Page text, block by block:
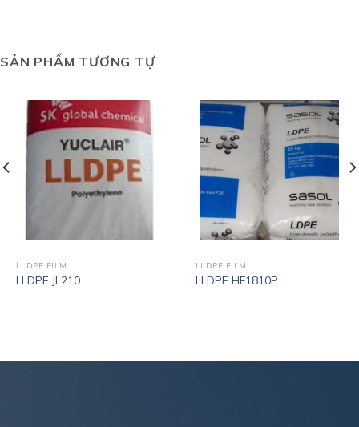
SẢN PHẨM TƯƠNG TỰ
LLDPE FILM
LLDPE JL210
LLDPE FILM
LLDPE HF1810P